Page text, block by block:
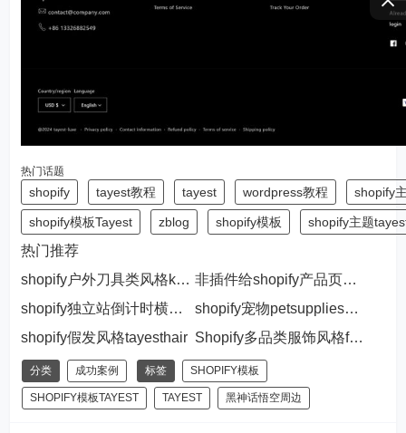
热门话题
shopify tayest教程 tayest wordpress教程 shopify
shopify模板Tayest zblog shopify模板 shopify主题
热门推荐
shopify户外刀具类风格knivess
非插件给shopify产品页添加产品选项，让客户可以自定义上传图片和填写备注
shopify独立站倒计时横幅添加 增添购物紧迫感提升转化率
shopify宠物petsupplies风格
shopify假发风格tayesthair
Shopify多品类服饰风格fathing
分类 成功案例 标签 SHOPIFY模板
SHOPIFY模板TAYEST TAYEST 黑神话悟空周边